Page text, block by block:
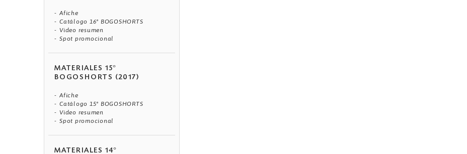
Afiche
Catálogo 16° BOGOSHORTS
Video resumen
Spot promocional
MATERIALES 15°
BOGOSHORTS (2017)
Afiche
Catálogo 15° BOGOSHORTS
Video resumen
Spot promocional
MATERIALES 14°